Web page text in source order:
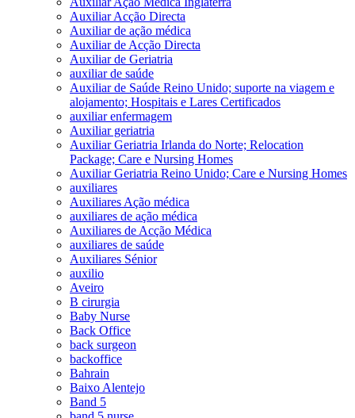
Auxiliar Acção Directa
Auxiliar de ação médica
Auxiliar de Acção Directa
Auxiliar de Geriatria
auxiliar de saúde
Auxiliar de Saúde Reino Unido; suporte na viagem e
alojamento; Hospitais e Lares Certificados
auxiliar enfermagem
Auxiliar geriatria
Auxiliar Geriatria Irlanda do Norte; Relocation
Package; Care e Nursing Homes
Auxiliar Geriatria Reino Unido; Care e Nursing Homes
auxiliares
Auxiliares Ação médica
auxiliares de ação médica
Auxiliares de Acção Médica
auxiliares de saúde
Auxiliares Sénior
auxilio
Aveiro
B cirurgia
Baby Nurse
Back Office
back surgeon
backoffice
Bahrain
Baixo Alentejo
Band 5